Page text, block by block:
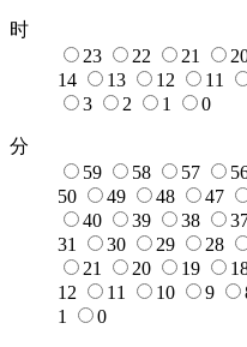
时
23
22 21
14
13 12 11
3
2 1 0
分
59
58 57
50
49 48 47
40
39 38
31
30 29 28
21
20 19
12
11 10 9
1
0